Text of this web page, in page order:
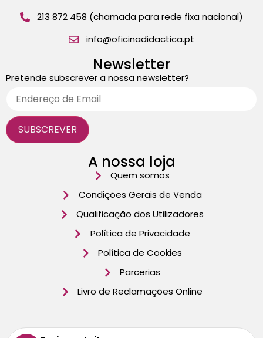
213 872 458 (chamada para rede fixa nacional)
info@oficinadidactica.pt
Newsletter
Pretende subscrever a nossa newsletter?
A nossa loja
Quem somos
Condições Gerais de Venda
Qualificação dos Utilizadores
Política de Privacidade
Política de Cookies
Parcerias
Livro de Reclamações Online